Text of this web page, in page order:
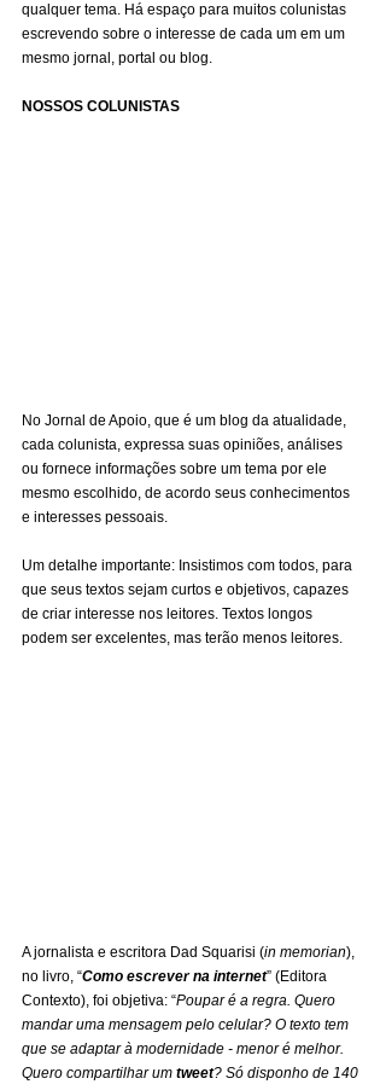
qualquer tema. Há espaço para muitos colunistas
escrevendo sobre o interesse de cada um em um
mesmo jornal, portal ou blog.
NOSSOS COLUNISTAS
No Jornal de Apoio, que é um blog da atualidade,
cada colunista, expressa suas opiniões, análises
ou fornece informações sobre um tema por ele
mesmo escolhido, de acordo seus conhecimentos
e interesses pessoais.
Um detalhe importante: Insistimos com todos, para
que seus textos sejam curtos e objetivos, capazes
de criar interesse nos leitores. Textos longos
podem ser excelentes, mas terão menos leitores.
A jornalista e escritora Dad Squarisi (in memorian),
no livro, “Como escrever na internet” (Editora
Contexto), foi objetiva: “Poupar é a regra. Quero
mandar uma mensagem pelo celular? O texto tem
que se adaptar à modernidade - menor é melhor.
Quero compartilhar um tweet? Só disponho de 140